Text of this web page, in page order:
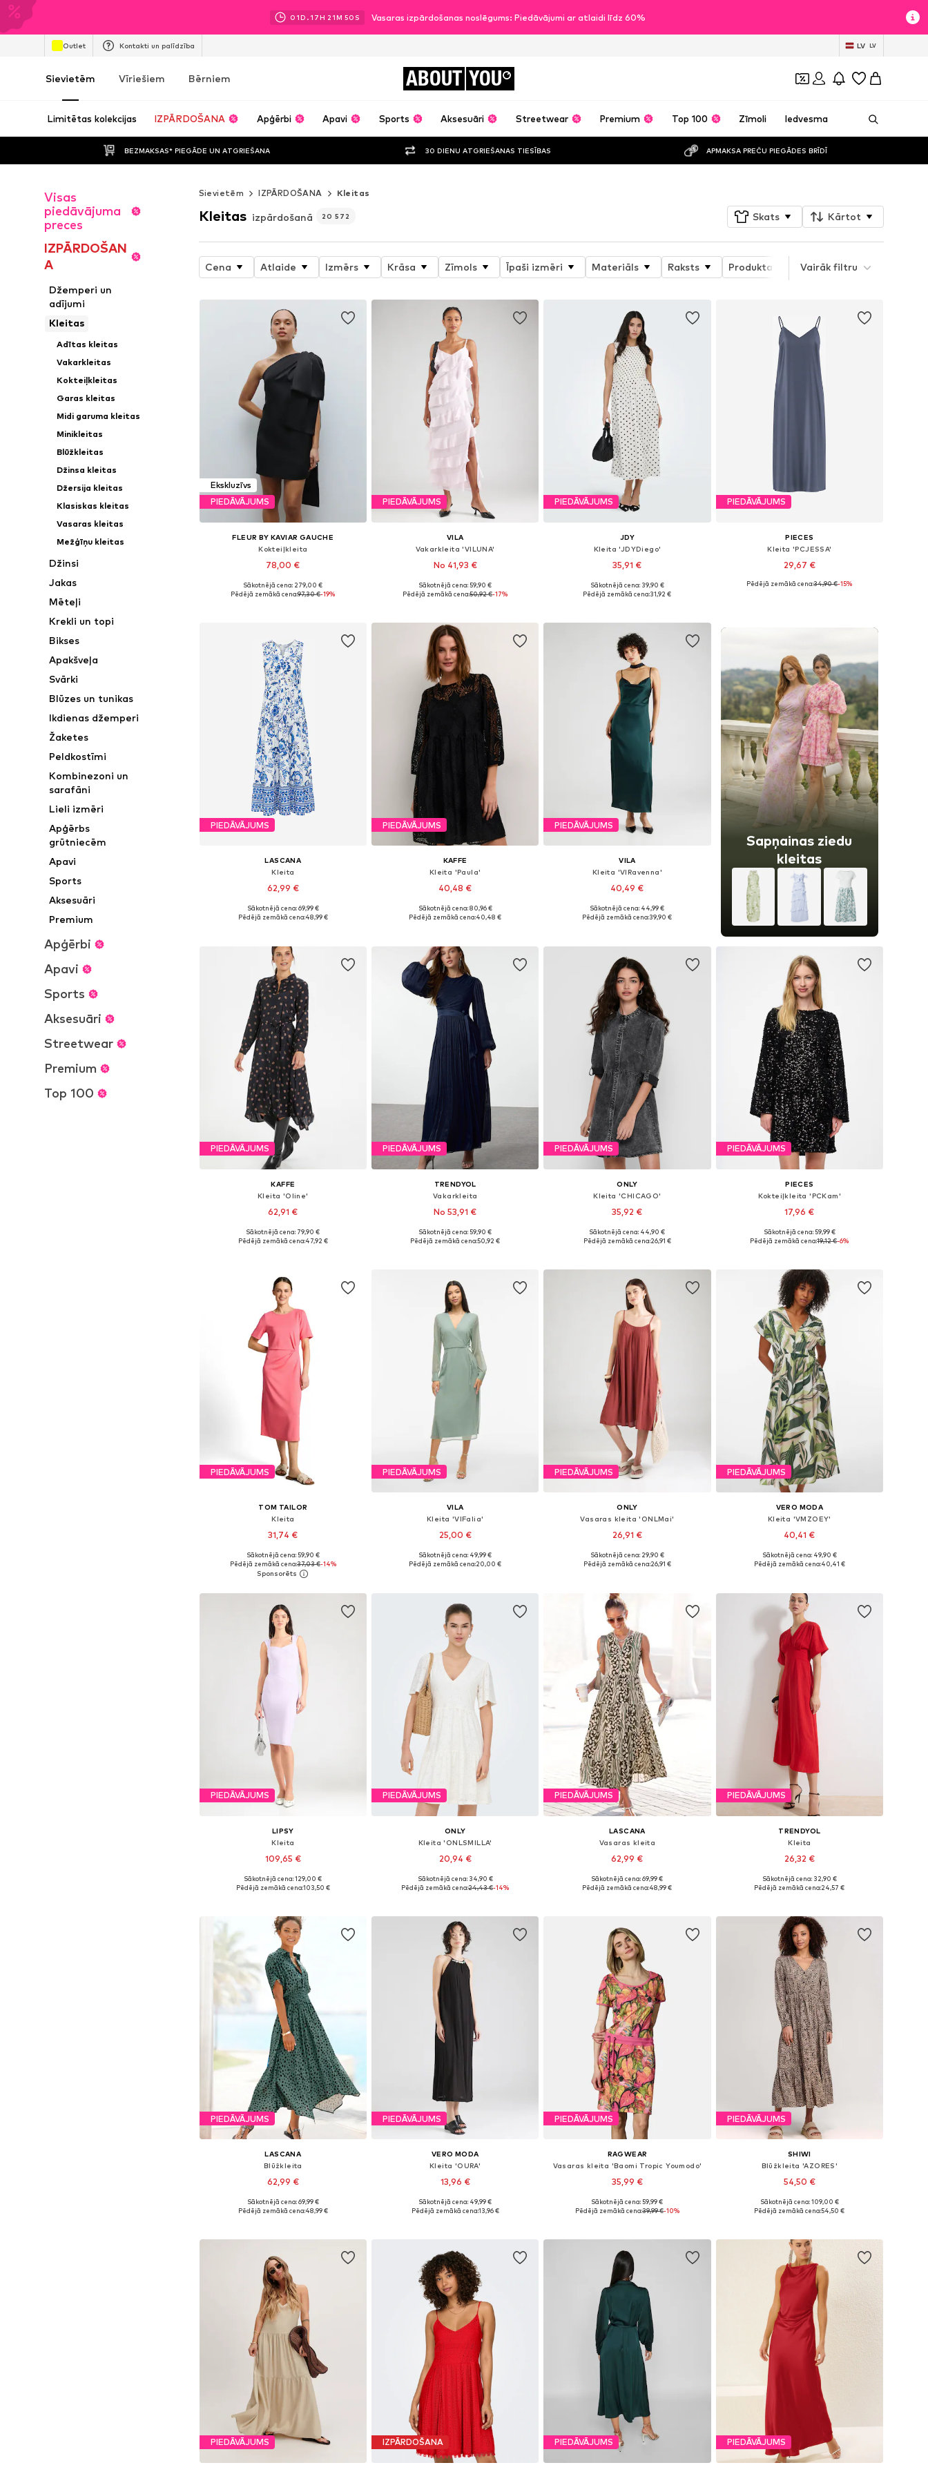
01D.17H 21M 47 S Vasaras izpārdošanas noslēgums: Piedāvājumi ar atlaidi līdz 60%
Outlet Kontakti un palīdzība LV LV
Sievietēm Vīriešiem Bērniem ABOUT YOU
Limitētas kolekcijas IZPĀRDOŠANA Apģērbi Apavi Sports Aksesuāri Streetwear Premium Top 100 Zīmoli Iedvesma
BEZMAKSAS* PIEGĀDE UN ATGRIEŠANA 30 DIENU ATGRIEŠANAS TIESĪBAS APMAKSA PREČU PIEGĀDES BRĪDĪ
Visas
piedāvājuma
preces
IZPĀRDOŠAN
A
Džemperi un
adījumi
Kleitas
Adītas kleitas
Vakarkleitas
Kokteiļkleitas
Garas kleitas
Midi garuma kleitas
Minikleitas
Blūžkleitas
Džinsa kleitas
Džersija kleitas
Klasiskas kleitas
Vasaras kleitas
Mežģīņu kleitas
Džinsi
Jakas
Mēteļi
Krekli un topi
Bikses
Apakšveļa
Svārki
Blūzes un tunikas
Ikdienas džemperi
Žaketes
Peldkostīmi
Kombinezoni un
sarafāni
Lieli izmēri
Apģērbs
grūtniecēm
Apavi
Sports
Aksesuāri
Premium
Apģērbi
Apavi
Sports
Aksesuāri
Streetwear
Premium
Top 100
Sievietēm IZPĀRDOŠANA Kleitas
Kleitas izpārdošanā 20 572 Skats Kārtot
Cena Atlaide Izmērs Krāsa Zīmols Īpaši izmēri Materiāls Raksts Produkta īpašības Detaļas
Vairāk filtru
Ekskluzīvs
PIEDĀVĀJUMS
FLEUR BY KAVIAR GAUCHE
Kokteiļkleita
78,00 €
Pieejamie izmēri: 34, 36, 38, 40
Sākotnējā cena: 279,00 €
Pēdējā zemākā cena:97,30 €-19%
PIEDĀVĀJUMS
VILA
Vakarkleita 'VILUNA'
No 41,93 €
+1
Pieejamie izmēri: 34, 36, 38, 40, 42
Sākotnējā cena: 59,90 €
Pēdējā zemākā cena:50,92 €-17%
PIEDĀVĀJUMS
JDY
Kleita 'JDYDiego'
35,91 €
Pieejamie izmēri: 34, 36, 38, 40
Sākotnējā cena: 39,90 €
Pēdējā zemākā cena:31,92 €
PIEDĀVĀJUMS
PIECES
Kleita 'PCJESSA'
29,67 €
Pieejamie izmēri: 34, 36, 38, 40
Pēdējā zemākā cena:34,90 €-15%
PIEDĀVĀJUMS
LASCANA
Kleita
62,99 €
Pieejamie izmēri: 34, 36, 38, 40, 42
Sākotnējā cena: 69,99 €
Pēdējā zemākā cena:48,99 €
PIEDĀVĀJUMS
KAFFE
Kleita 'Paula'
40,48 €
Pieejamie izmēri: 36, 38, 40, 42
Sākotnējā cena: 80,96 €
Pēdējā zemākā cena:40,48 €
PIEDĀVĀJUMS
VILA
Kleita 'VIRavenna'
40,49 €
+19
Pieejamie izmēri: 34, 36, 38, 40, 42, 44
Sākotnējā cena: 44,99 €
Pēdējā zemākā cena:39,90 €
Sapņainas ziedu
kleitas
PIEDĀVĀJUMS
KAFFE
Kleita 'Oline'
62,91 €
Pieejams daudzos izmēros
Sākotnējā cena: 79,90 €
Pēdējā zemākā cena:47,92 €
PIEDĀVĀJUMS
TRENDYOL
Vakarkleita
No 53,91 €
Pieejamie izmēri: 36, 38, 40, 44
Sākotnējā cena: 59,90 €
Pēdējā zemākā cena:50,92 €
PIEDĀVĀJUMS
ONLY
Kleita 'CHICAGO'
35,92 €
Pieejams daudzos izmēros
Sākotnējā cena: 44,90 €
Pēdējā zemākā cena:26,91 €
PIEDĀVĀJUMS
PIECES
Kokteiļkleita 'PCKam'
17,96 €
Pieejamie izmēri: 34, 36, 38, 40
Sākotnējā cena: 59,99 €
Pēdējā zemākā cena:19,12 €-6%
PIEDĀVĀJUMS
TOM TAILOR
Kleita
31,74 €
Pieejamie izmēri: 34, 36, 38, 40, 46
Pievienot grozam
Sākotnējā cena: 59,90 €
Pēdējā zemākā cena:37,03 €-14%
PIEDĀVĀJUMS
VILA
Kleita 'VIFalia'
25,00 €
+6
Pieejamie izmēri: 34, 36, 38, 40, 42, 44
Sākotnējā cena: 49,99 €
Pēdējā zemākā cena:20,00 €
PIEDĀVĀJUMS
ONLY
Vasaras kleita 'ONLMai'
26,91 €
Pieejamie izmēri: 34, 36, 38, 40
Sākotnējā cena: 29,90 €
Pēdējā zemākā cena:26,91 €
PIEDĀVĀJUMS
VERO MODA
Kleita 'VMZOEY'
40,41 €
Pieejamie izmēri: 34, 36, 38, 40
Sākotnējā cena: 49,90 €
Pēdējā zemākā cena:40,41 €
PIEDĀVĀJUMS
LIPSY
Kleita
109,65 €
Pieejamie izmēri: 34, 36, 38, 40, 42
Sākotnējā cena: 129,00 €
Pēdējā zemākā cena:103,50 €
PIEDĀVĀJUMS
ONLY
Kleita 'ONLSMILLA'
20,94 €
+1
Pieejamie izmēri: 32, 34, 36, 38, 42
Sākotnējā cena: 34,90 €
Pēdējā zemākā cena:24,43 €-14%
PIEDĀVĀJUMS
LASCANA
Vasaras kleita
62,99 €
Pieejamie izmēri: 34, 36, 38, 40, 42, 44
Sākotnējā cena: 69,99 €
Pēdējā zemākā cena:48,99 €
PIEDĀVĀJUMS
TRENDYOL
Kleita
26,32 €
Pieejamie izmēri: 34, 36, 38, 40, 42
Sākotnējā cena: 32,90 €
Pēdējā zemākā cena:24,57 €
PIEDĀVĀJUMS
LASCANA
Blūžkleita
62,99 €
Pieejamie izmēri: 34, 36, 38, 40, 42, 46
Sākotnējā cena: 69,99 €
Pēdējā zemākā cena:48,99 €
PIEDĀVĀJUMS
VERO MODA
Kleita 'OURA'
13,96 €
Pieejamie izmēri: 34, 36
Sākotnējā cena: 49,99 €
Pēdējā zemākā cena:13,96 €
PIEDĀVĀJUMS
RAGWEAR
Vasaras kleita 'Baomi Tropic Youmodo'
35,99 €
+1
Sākotnējā cena: 59,99 €
Pēdējā zemākā cena:39,99 €-10%
PIEDĀVĀJUMS
SHIWI
Blūžkleita 'AZORES'
54,50 €
Pieejamie izmēri: 34, 36, 38, 40, 42
Sākotnējā cena: 109,00 €
Pēdējā zemākā cena:54,50 €
PIEDĀVĀJUMS IZPĀRDOŠANA PIEDĀVĀJUMS PIEDĀVĀJUMS